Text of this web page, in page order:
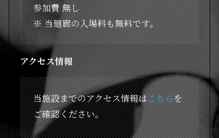
参加費 無し
※ 当廻廊の入場料も無料です。
アクセス情報
当施設までのアクセス情報はこちらを
ご確認ください。